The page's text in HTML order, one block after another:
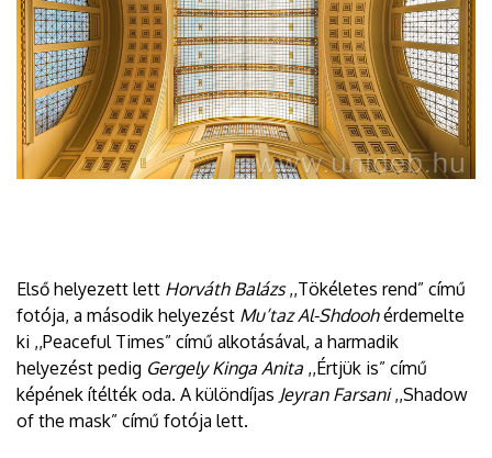
Első helyezett lett Horváth Balázs,,Tökéletes rend” című
fotója, a második helyezést Mu’taz Al-Shdoohérdemelte
ki ,,Peaceful Times” című alkotásával, a harmadik
helyezést pedig Gergely Kinga Anita ,,Értjük is” című
képének ítélték oda. A különdíjas Jeyran Farsani,,Shadow
of the mask” című fotója lett.